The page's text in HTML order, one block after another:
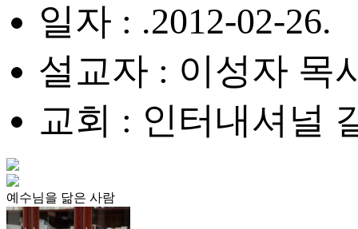
일자 : .2012-02-26.
설교자 : 이성자 목
교회 : 인터내셔널
예수님을 닮은 사람